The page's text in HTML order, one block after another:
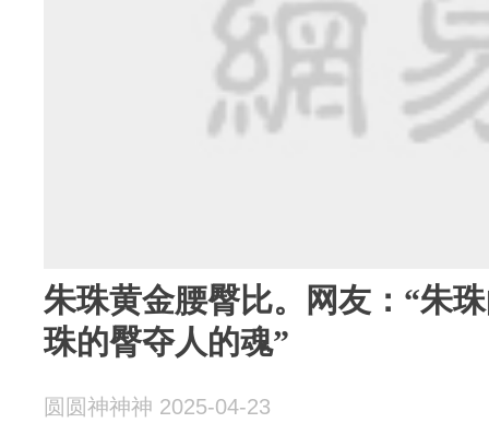
朱珠黄金腰臀比。网友：“朱
珠的臀夺人的魂”
圆圆神神神 2025-04-23